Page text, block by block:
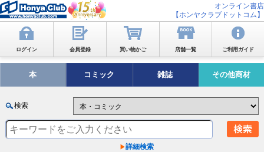
オンライン書店
【ホンヤクラブドットコム】
ログイン 会員登録 買い物かご 店舗一覧 ご利用ガイド
本 コミック 雑誌 その他商材
検索
詳細検索